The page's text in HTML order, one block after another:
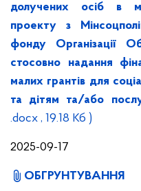
долучених осіб в
проекту з
фонду Організації
стосовно надання
малих грантів для
та дітям та/або
.docx , 19.18 Кб )
2025-09-17
ОБГРУНТУВАННЯ